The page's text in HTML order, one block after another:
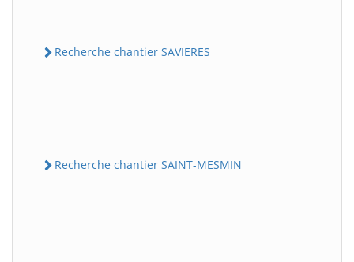
Recherche chantier SAVIERES
Recherche chantier SAINT-MESMIN